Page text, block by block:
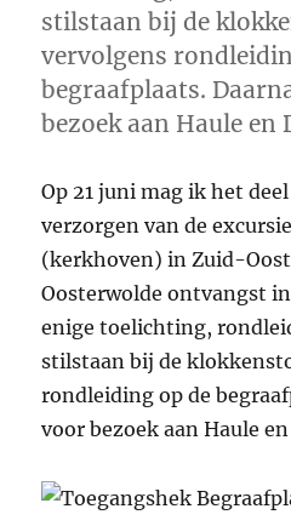
stilstaan bij de
vervolgens
begraafplaats.
bezoek aan Haule en
Op 21 juni mag ik het
verzorgen van de
(kerkhoven) in Zuid-
Oosterwolde ontvangst
enige toelichting,
stilstaan bij de
rondleiding op de
voor bezoek aan Haule